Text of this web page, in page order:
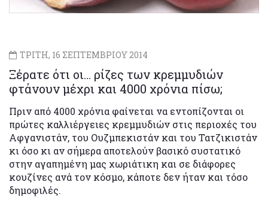
ΤΡΙΤΗ, 16 ΣΕΠΤΕΜΒΡΙΟΥ 2014
Ξέρατε ότι οι… ρίζες των κρεμμυδιών
φτάνουν μέχρι και 4000 χρόνια πίσω;
Πριν από 4000 χρόνια φαίνεται να εντοπίζονται οι
πρώτες καλλιέργειες κρεμμυδιών στις περιοχές του
Αφγανιστάν, του Ουζμπεκιστάν και του Τατζικιστάν
κι όσο κι αν σήμερα αποτελούν βασικό συστατικό
στην αγαπημένη μας χωριάτικη και σε διάφορες
κουζίνες ανά τον κόσμο, κάποτε δεν ήταν και τόσο
δημοφιλές.